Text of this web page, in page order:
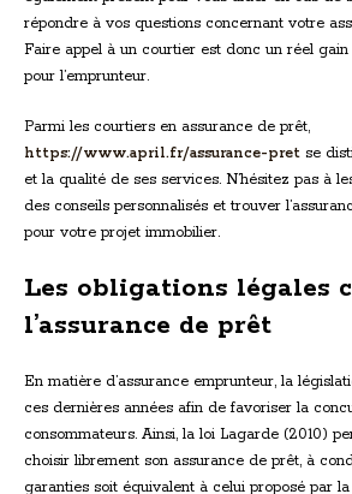
répondre à vos questions concernant votre
Faire appel à un courtier est donc un réel gain
pour l’emprunteur.
Parmi les courtiers en assurance de prêt,
https://www.april.fr/assurance-pret se
et la qualité de ses services. N’hésitez pas à
des conseils personnalisés et trouver
pour votre projet immobilier.
Les obligations légales
l’assurance de prêt
En matière d’assurance emprunteur, la
ces dernières années afin de favoriser la
consommateurs. Ainsi, la loi Lagarde (2010)
choisir librement son assurance de prêt, à
garanties soit équivalent à celui proposé par